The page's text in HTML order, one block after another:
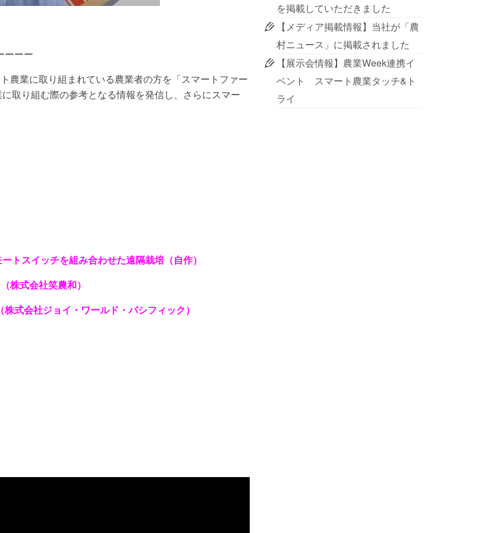
ーーー
農業に取り組まれている農業者の方を「スマートファー
取り組む際の参考となる情報を発信し、さらにスマー
トスイッチを組み合わせた遠隔栽培（自作）
株式会社笑農和）
式会社ジョイ・ワールド・パシフィック）
を掲載していただきました
【メディア掲載情報】当社が「農
村ニュース」に掲載されました
【展示会情報】農業Week連携イ
ベント スマート農業タッチ&ト
ライ